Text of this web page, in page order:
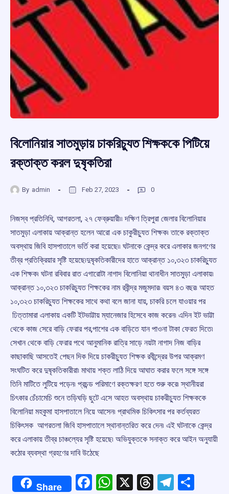
বিলোনিয়ার সাতমুড়ায় চাকরিচ্যুত শিক্ষককে পিটিয়ে
রক্তাক্ত করল দুষৃকতিরা
By admin Feb 27, 2023 0
নিজস্ব প্রতিনিধি, আগরতলা, ২৭ ফেব্রুয়ারী৷৷ দক্ষিণ ত্রিপুরা জেলার বিলোনিয়ার
সাতমুড়া এলাকায় আক্রান্ত হলেন আরো এক চাকুরীচ্যুত শিক্ষক৷ তাকে রক্তাক্ত
অবস্থায় জিবি হাসপাতালে ভর্তি করা হয়েছে৷৷ ঘটনাকে কেন্দ্র করে এলাকার জনগণের
তীব্র প্রতিক্রিয়ার সৃষ্টি হয়েছে৷দুষৃকতিকারীদের হাতে আক্রান্ত ১০,৩২৩ চাকরিচ্যুত
এক শিক্ষক৷ ঘটনা রবিবার রাত এগারোটা নাগাদ বিলোনিয়া থানাধীন সাতমুড়া এলাকায়৷
আক্রান্ত ১০,৩২৩ চাকরিচ্যুত শিক্ষকের নাম রবীন্দ্র মজুমদার৷ বয়স ৪৩ বছর৷ আহত
১০,৩২৩ চাকরিচ্যুত শিক্ষকের সাথে কথা বলে জানা যায়, চাকরি চলে যাওয়ার পর
ঢিত্তামারা এলাকায় একটি ইটভাট্টায় ম্যানেজার হিসেবে কাজ করেন৷ এদিন ইট ভাট্টা
থেকে কাজ সেরে বাড়ি ফেরার পর,পাশের এক বাড়িতে যান পাওনা টাকা ফেরত দিতে৷
সেখান থেকে বাড়ি ফেরার পথে আনুমানিক রাত্রি সাড়ে নয়টা নাগাদ নিজ বাড়ির
কাছাকাছি আসতেই পেছন দিক দিয়ে চাকরীচ্যুত শিক্ষক রবীন্দ্রের উপর আক্রমণ
সংঘটিত করে দুষৃকতিকারীরা৷ মাথায় শক্ত লাঠি দিয়ে আঘাত করার ফলে সঙ্গে সঙ্গে
তিনি মাটিতে লুটিয়ে পড়েন৷ প্রচন্ড পরিমাণে রক্তক্ষরণ হতে শুরু করে৷ স্থানীয়রা
চিৎকার চেঁচামেচি শুনে তড়িঘড়ি ছুটে এসে আহত অবস্থায় চাকরীচ্যুত শিক্ষককে
বিলোনিয়া মহকুমা হাসপাতালে নিয়ে আসেন৷ প্রাথমিক চিকিৎসার পর কর্তব্যরত
চিকিৎসক আগরতলা জিবি হাসপাতালে স্থানান্তরিত করে দেন৷ এই ঘটনাকে কেন্দ্র
করে এলাকায় তীব্র চাঞ্চল্যের সৃষ্টি হয়েছে৷ অভিযুক্তকে সনাক্ত করে আইন অনুযায়ী
কঠোর ব্যবস্থা গ্রহণের দাবি উঠেছে
Share Facebook
WhatsApp
X Threads